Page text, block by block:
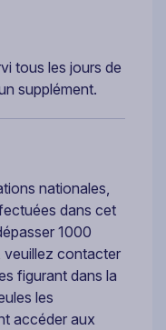
tous les jours de
supplément.
nationales,
dans cet
1000
veuillez contacter
figurant dans la
les
accéder aux